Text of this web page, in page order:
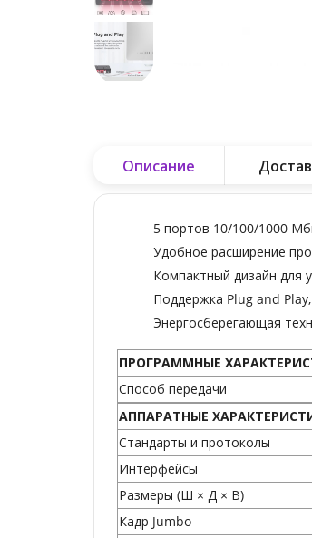
Описание
5 портов 10/100/1000
Удобное расширение
Компактный дизайн для
Поддержка Plug and
Энергосберегающая
ПРОГРАММНЫЕ
Способ передачи
АППАРАТНЫЕ
Стандарты и протоколы
Интерфейсы
Размеры (Ш × Д × В)
Кадр Jumbo